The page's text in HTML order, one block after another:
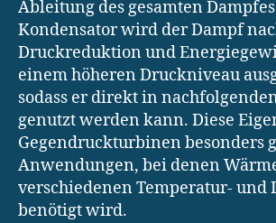
Ableitung des gesamten
Kondensator wird der Dampf
Druckreduktion und
einem höheren Druckniveau
sodass er direkt in
genutzt werden kann. Diese
Gegendruckturbinen besonders
Anwendungen, bei denen
verschiedenen Temperatur- und
benötigt wird.